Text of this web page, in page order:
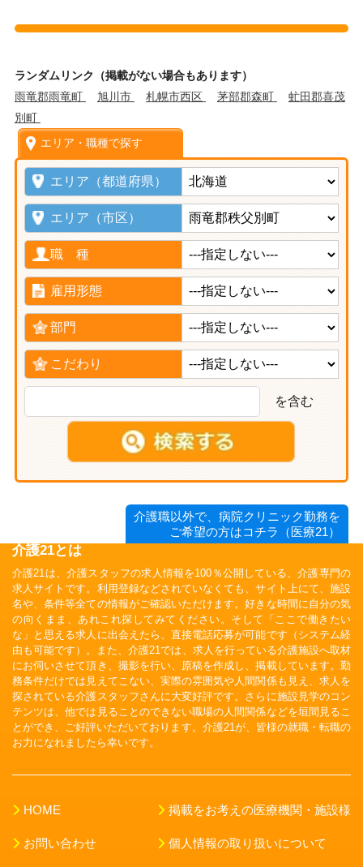
ランダムリンク（掲載がない場合もあります）
雨竜郡雨竜町
旭川市 札幌市西区 茅部郡森町
虻田郡喜茂
別町
エリア・職種で探す
エリア（都道府県）
エリア（市区）
職 種
雇用形態
部門
こだわり
を含む
介護職以外で、病院クリニック勤務を
ご希望の方はコチラ（医療21）
介護21とは
介護21は、介護スタッフの求人情報を100％公開している、介護専門の
求人サイトです。利用登録などされていなくても、サイト上にて、施設
名や、条件等全ての情報がご確認いただけます。好きな時間に自分の気
の向くまま、あれこれ探してみてください。そして「ここで働きたい
な」と思える求人に出会えたら、直接電話応募が可能です（システム経
由も可能です）。また、介護21では、求人を行っている介護施設へ取材
にお伺いさせて頂き、撮影を行い、原稿を作成し、掲載しています。勤
務条件だけでは見えてこない、実際の雰囲気や人間関係も見え、求人を
探されている介護スタッフさんに大変好評です。さらに施設見学のコン
テンツは、他では見ることのできない職場の人間関係などを垣間見るこ
とができ、ご好評いただいております。介護21が、皆様の就職・転職の
お力になれましたら幸いです。
HOME
お問い合わせ
掲載をお考えの医療機関・施設様
個人情報の取り扱いについて